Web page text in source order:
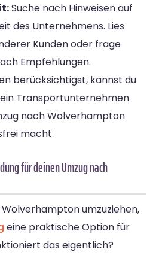
Suche nach Hinweisen auf
des Unternehmens. Lies
Kunden oder frage
Empfehlungen.
berücksichtigst, kannst du
Transportunternehmen
nach Wolverhampton
macht.
für deinen Umzug nach
umzuziehen,
eine praktische Option für
das eigentlich?